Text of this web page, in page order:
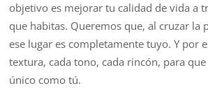
objetivo es mejorar tu calidad de vida a
que habitas. Queremos que, al cruzar la
ese lugar es completamente tuyo. Y por
textura, cada tono, cada rincón, para
único como tú.